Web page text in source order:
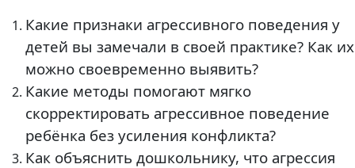
Какие признаки агрессивного поведения у
детей вы замечали в своей практике? Как их
можно своевременно выявить?
Какие методы помогают мягко
скорректировать агрессивное поведение
ребёнка без усиления конфликта?
Как объяснить дошкольнику, что агрессия